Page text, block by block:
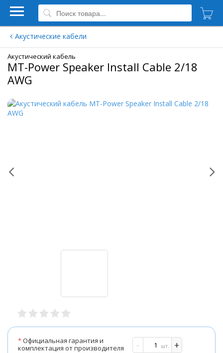
Акустические кабели
Акустический кабель
MT-Power Speaker Install Cable 2/18
AWG
*Официальная гарантия и
комплектация от производителя
- +
шт.